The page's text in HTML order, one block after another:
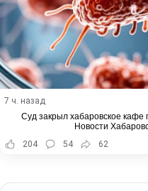
7 ч. назад
Суд закрыл хабаровское
Новости
204
54 62